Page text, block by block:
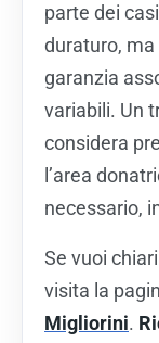
parte dei
duraturo,
garanzia
variabili. Un
considera
l’area
necessario,
Se vuoi
visita la
Migliorini.